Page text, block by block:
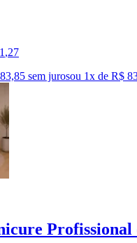
,27
sem jurosou 1x de R$